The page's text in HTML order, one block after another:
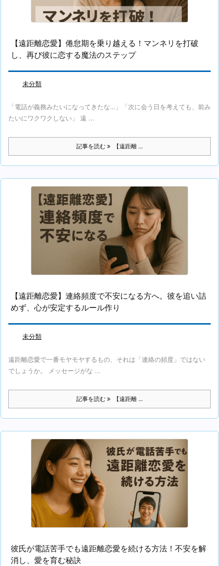
【遠距離恋愛】倦怠期を乗り越える！マンネリを打破
し、再び彼に恋する魔法のステップ
未分類
「電話が義務みたいになってきたな…」「次に会う日を考えても、前み
たいにワクワクしない」 遠 ...
記事を読む 【遠距離 ...
【遠距離恋愛】連絡頻度で不安になる方へ。彼を追い詰
めず、心が安定するルール作り
未分類
遠距離恋愛で一番モヤモヤするもの、それは「連絡の頻度」ではない
でしょうか。 メッセージがな ...
記事を読む 【遠距離 ...
彼氏が電話苦手でも遠距離恋愛を続ける方法！不安を解
消し、愛を育む秘訣